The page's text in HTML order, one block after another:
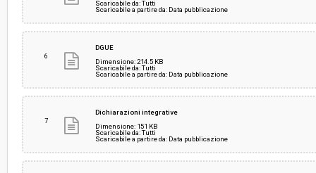
Scaricabile da: Tutti
Scaricabile a partire da: Data pubblicazione
6
DGUE
Dimensione: 214.5 KB
Scaricabile da: Tutti
Scaricabile a partire da: Data pubblicazione
7
Dichiarazioni integrative
Dimensione: 151 KB
Scaricabile da: Tutti
Scaricabile a partire da: Data pubblicazione